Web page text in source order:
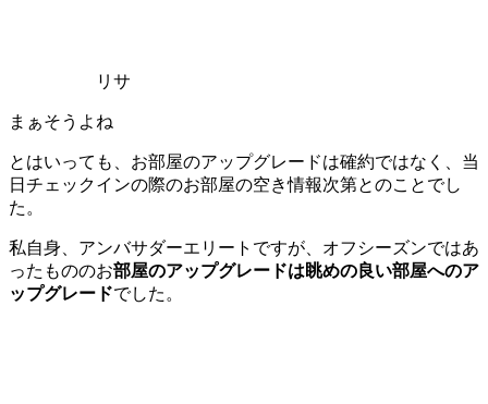
リサ
まぁそうよね
とはいっても、お部屋のアップグレードは確約ではなく、当
日チェックインの際のお部屋の空き情報次第とのことでし
た。
私自身、アンバサダーエリートですが、オフシーズンではあ
ったもののお部屋のアップグレードは眺めの良い部屋へのア
ップグレードでした。